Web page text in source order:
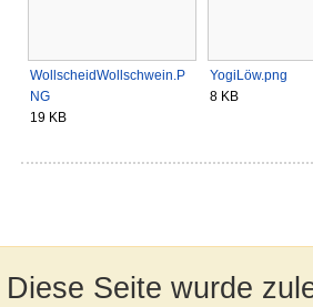
WollscheidWollschwein.P
NG
19 KB
YogiLöw.png
8 KB
Diese Seite wurde